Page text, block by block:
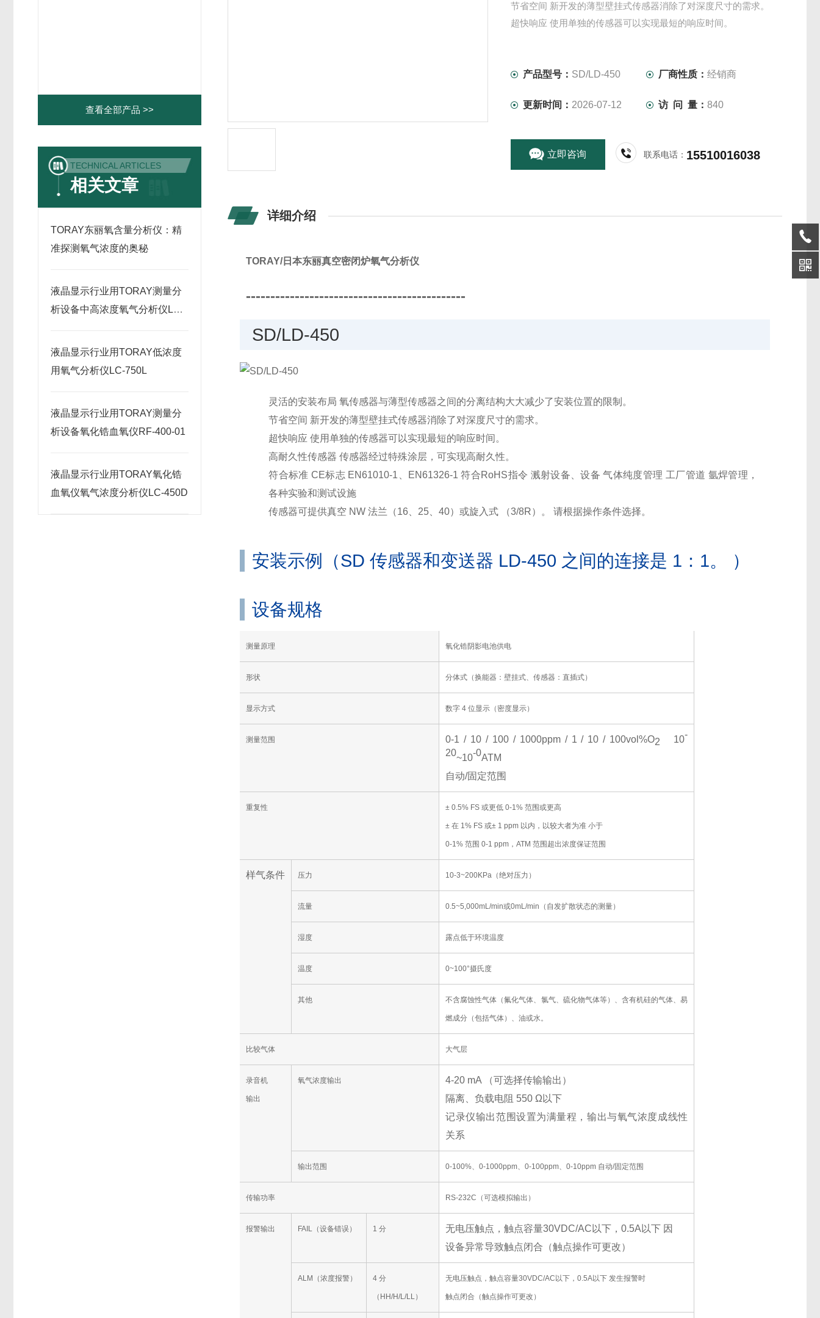
查看全部产品 >>
TECHNICAL ARTICLES
相关文章
TORAY东丽氧含量分析仪：精
准探测氧气浓度的奥秘
液晶显示行业用TORAY测量分
析设备中高浓度氧气分析仪LC-
液晶显示行业用TORAY低浓度
用氧气分析仪LC-750L
液晶显示行业用TORAY测量分
析设备氧化锆血氧仪RF-400-01
液晶显示行业用TORAY氧化锆
血氧仪氧气浓度分析仪LC-450D
节省空间 新开发的薄型壁挂式传感器消除了对深度尺寸的需求。
超快响应 使用单独的传感器可以实现最短的响应时间。
产品型号： SD/LD-450 厂商性质：经销商
更新时间： 2026-07-12 访 问 量：840
立即咨询 联系电话： 15510016038
详细介绍
TORAY/日本东丽真空密闭炉氧气分析仪
---------------------------------------------
SD/LD-450
灵活的安装布局 氧传感器与薄型传感器之间的分离结构大大减少了安装位置的限制。
节省空间 新开发的薄型壁挂式传感器消除了对深度尺寸的需求。
超快响应 使用单独的传感器可以实现最短的响应时间。
高耐久性传感器 传感器经过特殊涂层，可实现高耐久性。
符合标准 CE标志 EN61010-1、EN61326-1 符合RoHS指令 溅射设备、设备 气体纯度管理 工厂管道 氩焊管理，
各种实验和测试设施
传感器可提供真空 NW 法兰（16、25、40）或旋入式 （3/8R）。 请根据操作条件选择。
安装示例（SD 传感器和变送器 LD-450 之间的连接是 1：1。 ）
设备规格
测量原理 氧化锆阴影电池供电
形状 分体式（换能器：壁挂式、传感器：直插式）
显示方式 数字 4 位显示（密度显示）
测量范围 0-1 / 10 / 100 / 1000ppm / 1 / 10 / 100vol%O2 10-
20~10-0ATM
自动/固定范围
重复性 ± 0.5% FS 或更低 0-1% 范围或更高
± 在 1% FS 或± 1 ppm 以内，以较大者为准 小于
0-1% 范围 0-1 ppm，ATM 范围超出浓度保证范围
样气条件 压力 10-3~200KPa（绝对压力）
流量 0.5~5,000mL/min或0mL/min（自发扩散状态的测量）
湿度 露点低于环境温度
温度 0~100°摄氏度
其他 不含腐蚀性气体（氟化气体、氯气、硫化物气体等）、含有机硅的气体、易
燃成分（包括气体）、油或水。
比较气体 大气层
录音机
输出
氧气浓度输出
4-20 mA （可选择传输输出）
隔离、负载电阻 550 Ω以下
记录仪输出范围设置为满量程，输出与氧气浓度成线性
关系
输出范围 0-100%、0-1000ppm、0-100ppm、0-10ppm 自动/固定范围
传输功率 RS-232C（可选模拟输出）
报警输出 FAIL（设备错误） 1 分
无电压触点，触点容量30VDC/AC以下，0.5A以下 因
设备异常导致触点闭合（触点操作可更改）
ALM（浓度报警） 4 分
（HH/H/L/LL）
无电压触点，触点容量30VDC/AC以下，0.5A以下 发生报警时
触点闭合（触点操作可更改）